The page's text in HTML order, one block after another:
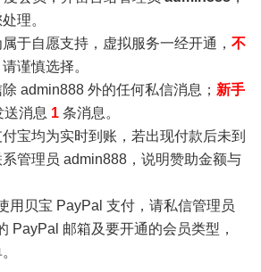
理。
属于自愿支持，虚拟服务一经开通， 不
请谨慎选择。
admin888 外的任何私信消息； 新手
送消息 1 条消息。
宝均为实时到账，若出现付款后未到
管理员 admin888，说明赞助金额与
用贝宝 PayPal 支付，请私信管理员
PayPal 邮箱及要开通的会员类型，